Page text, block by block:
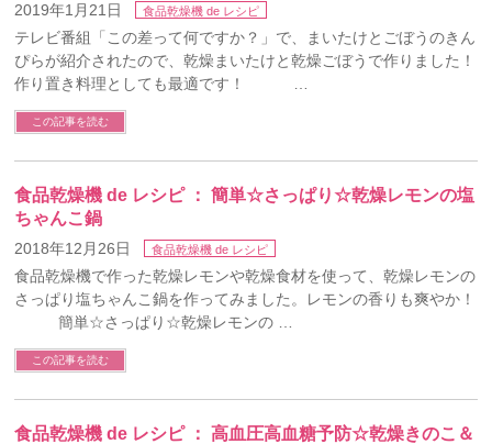
2019年1月21日 食品乾燥機 de レシピ
テレビ番組「この差って何ですか？」で、まいたけとごぼうのきん
ぴらが紹介されたので、乾燥まいたけと乾燥ごぼうで作りました！
作り置き料理としても最適です！ …
この記事を読む
食品乾燥機 de レシピ ： 簡単☆さっぱり☆乾燥レモンの塩
ちゃんこ鍋
2018年12月26日 食品乾燥機 de レシピ
食品乾燥機で作った乾燥レモンや乾燥食材を使って、乾燥レモンの
さっぱり塩ちゃんこ鍋を作ってみました。レモンの香りも爽やか！
簡単☆さっぱり☆乾燥レモンの …
この記事を読む
食品乾燥機 de レシピ ： 高血圧高血糖予防☆乾燥きのこ＆